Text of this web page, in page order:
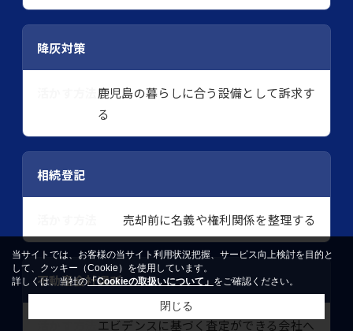
降灰対策
鹿児島の暮らしに合う設備として訴求す
る
相続登記
売却前に名義や権利関係を整理する
不動産会社選び
エビデンスに基づく査定ができる会社へ
当サイトでは、お客様の当サイト利用状況把握、サービス向上検討を目的と
して、クッキー（Cookie）を使用しています。
詳しくは、当社の「Cookieの取扱いについて」 をご確認ください。
閉じる